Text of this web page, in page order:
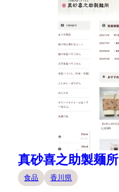
真砂喜之助製麺所
食品 香川県